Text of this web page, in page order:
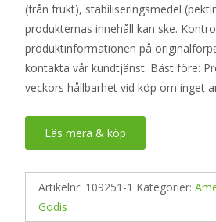
(från frukt), stabiliseringsmedel
produkternas innehåll kan ske.
produktinformationen på
kontakta vår kundtjänst. Bäst före:
veckors hållbarhet vid köp om inget
Läs mera & köp
Artikelnr: 109251-1 Kategorier:
Godis